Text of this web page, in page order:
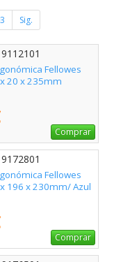
Sig.
Fellowes
20 x 235mm
Comprar
Fellowes
196 x 230mm/ Azul
Comprar